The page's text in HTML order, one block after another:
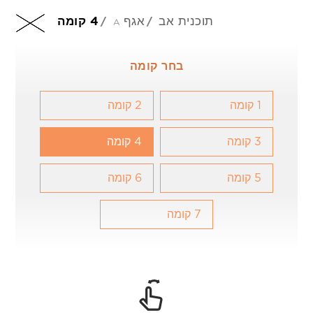
HE תוכנית אב אגף a 4 קומה
בחר קומה
1 קומה 2 קומה
3 קומה 4 קומה
5 קומה 6 קומה
7 קומה
201 Arch. Makarios III Avenue, 3030 Limassol,